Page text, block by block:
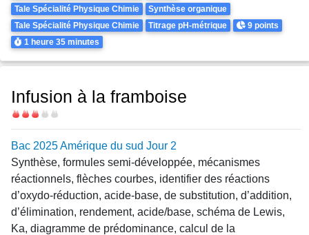
Tale Spécialité Physique Chimie
Synthèse organique
Tale Spécialité Physique Chimie
Titrage pH-métrique Points
9 points
Durée
1 heure 35 minutes
Infusion à la framboise
Difficulté
Bac 2025 Amérique du sud Jour 2
Synthèse, formules semi-développée, mécanismes
réactionnels, flèches courbes, identifier des réactions
d’oxydo-réduction, acide-base, de substitution, d’addition,
d’élimination, rendement, acide/base, schéma de Lewis,
Ka, diagramme de prédominance, calcul de la